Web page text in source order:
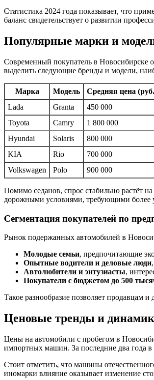
Статистика 2024 года показывает, что
баланс свидетельствует о развитии
Популярные марки и
Современный покупатель в Новосибирске
выделить следующие бренды и модели,
Марка Модель Средняя цена
Lada
Granta 450 000
Toyota
Camry 1 800 000
Hyundai
Solaris 800 000
KIA
Rio 700 000
Volkswagen
Polо 900 000
Помимо седанов, спрос стабильно растёт
дорожными условиями, требующими более
Сегментация покупателей по
Рынок подержанных автомобилей в
Молодые семьи, предпочитающие
Опытные водители и деловые люди
Автолюбители и энтузиасты,
Покупатели с бюджетом до 500
Такое разнообразие позволяет продавцам
Ценовые тренды и
Цены на автомобили с пробегом в
импортных машин. За последние два года
Стоит отметить, что машины
иномарки влияние оказывает изменение